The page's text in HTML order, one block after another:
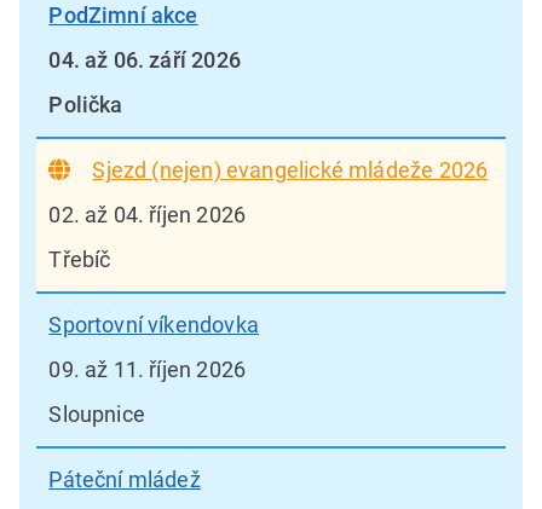
PodZimní akce
04. až 06. září 2026
Polička
Sjezd (nejen) evangelické mládeže 2026
02. až 04. říjen 2026
Třebíč
Sportovní víkendovka
09. až 11. říjen 2026
Sloupnice
Páteční mládež